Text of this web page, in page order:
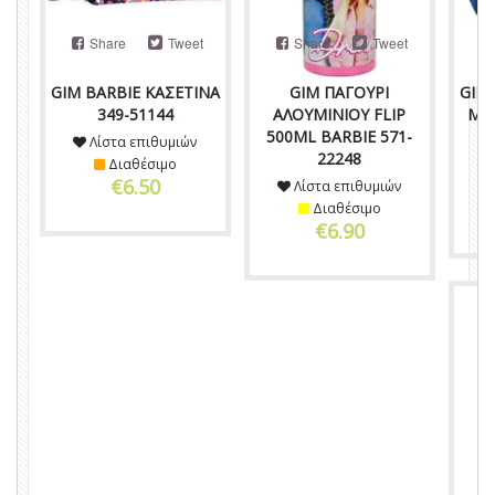
GIM BARBIE ΚΑΣΕΤΙΝΑ
349-51144
Share Tweet
Λίστα επιθυμιών
Διαθέσιμο
€6.50
GIM ΠΑΓΟΥΡΙ
ΑΛΟΥΜΙΝΙΟΥ FLIP
500ML BARBIE 571-
22248
Share Tweet
Λίστα επιθυμιών
Διαθέσιμο
€6.90